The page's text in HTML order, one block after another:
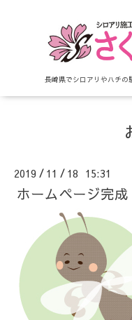
長崎県でシロアリやハチの
2019 / 11 / 18 15:31
ホームページ完成